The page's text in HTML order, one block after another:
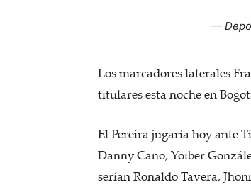
—
Los marcadores laterales
titulares esta noche en
El Pereira jugaría hoy ante
Danny Cano, Yoiber
serían Ronaldo Tavera,